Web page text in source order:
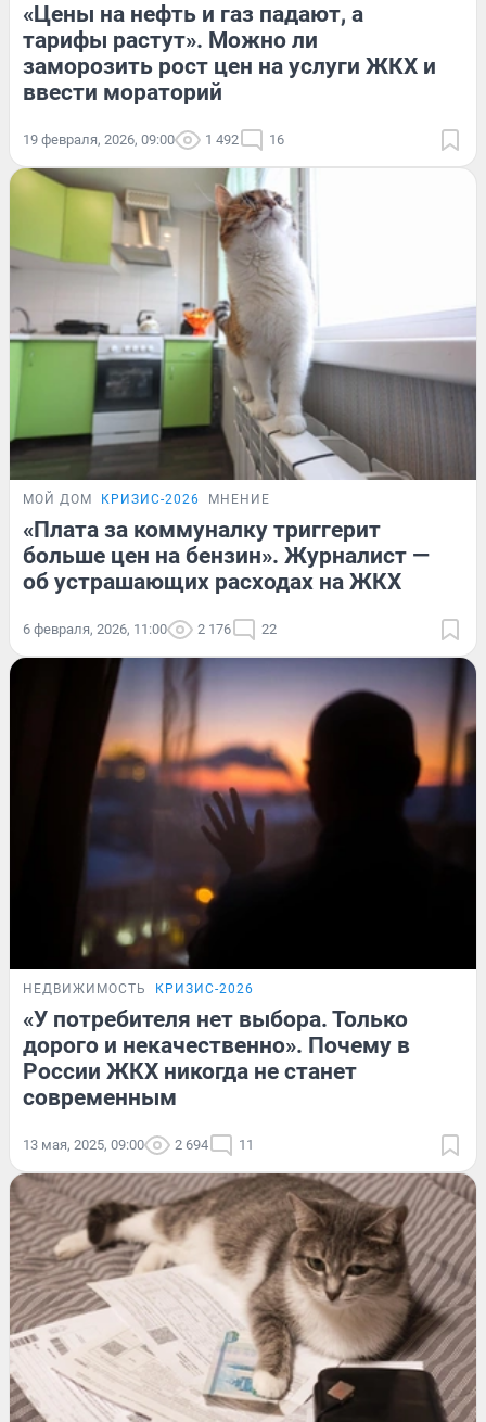
«Цены на нефть и газ падают, а
тарифы растут». Можно ли
заморозить рост цен на услуги ЖКХ и
ввести мораторий
19 февраля, 2026, 09:00 1 492 16
МОЙ ДОМ КРИЗИС-2026 МНЕНИЕ
«Плата за коммуналку триггерит
больше цен на бензин». Журналист —
об устрашающих расходах на ЖКХ
6 февраля, 2026, 11:00 2 176 22
НЕДВИЖИМОСТЬ КРИЗИС-2026
«У потребителя нет выбора. Только
дорого и некачественно». Почему в
России ЖКХ никогда не станет
современным
13 мая, 2025, 09:00 2 694 11